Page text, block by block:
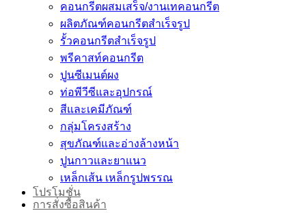
คอนกรีตผสมเสร็จ/งานเทคอนกรีต
ผลิตภัณฑ์คอนกรีตสำเร็จรูป
รั้วคอนกรีตสำเร็จรูป
พรีคาสท์คอนกรีต
ปูนซีเมนต์ผง
ท่อพีวีซีและอุปกรณ์
สีและเคมีภัณฑ์
กลุ่มโครงสร้าง
สุขภัณฑ์และอ่างล้างหน้า
ปูนกาวและยาแนว
เหล็กเส้น เหล็กรูปพรรณ
โปรโมชั่น
การสั่งซื้อสินค้า